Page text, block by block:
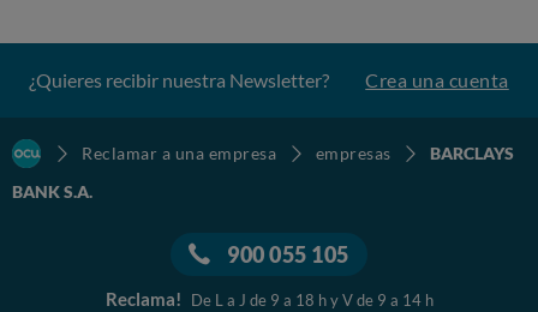
¿Quieres recibir nuestra Newsletter? Crea una cuenta
Reclamar a una empresa empresas
BARCLAYS
BANK S.A.
900 055 105
Reclama! De L a J de 9 a 18 h y V de 9 a 14 h